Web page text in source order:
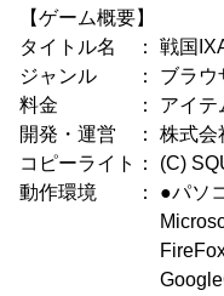
【ゲーム概要】
タイトル名 ： 戦国
ジャンル ： ブラウ
料金 ： アイテム
開発・運営 ： 株式会
コピーライト： (C)
動作環境 ： ●パソ
Microsoft